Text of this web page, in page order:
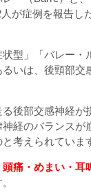
が症例を報告し
状型」「バレー・
るいは、後頸部交
後部交感神経が
経のバランスが
考えられていま
頭痛・めまい・耳